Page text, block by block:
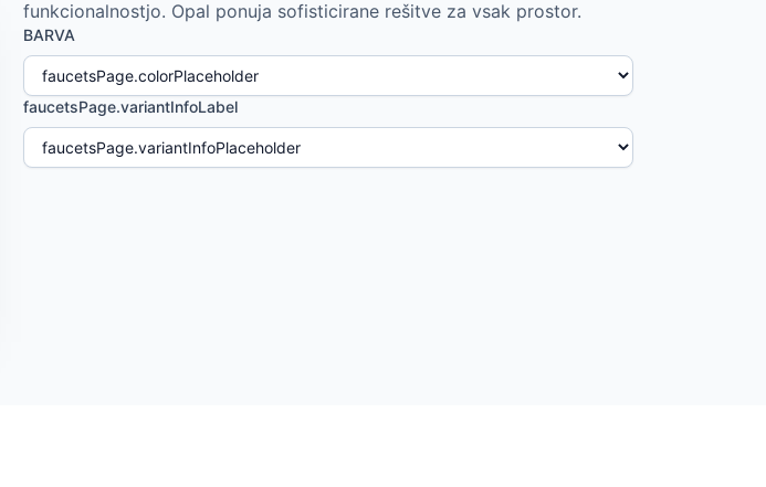
funkcionalnostjo. Opal ponuja sofisticirane rešitve za vsak prostor.
BARVA
faucetsPage.variantInfoLabel